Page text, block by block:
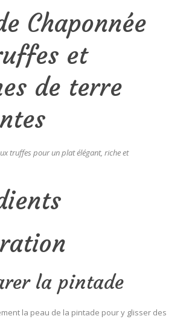
Chaponnée
et
de terre
truffes pour un plat élégant, riche et
la pintade
la peau de la pintade pour y glisser des